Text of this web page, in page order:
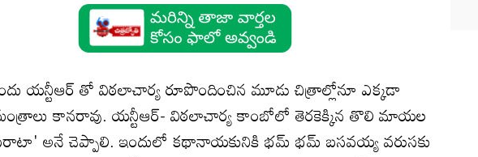
యన్టీఆర్ తో విఠలాచార్య రూపొందించిన మూడు చిత్రాల్లోనూ ఎక్కడా
కానరావు. యన్టీఆర్- విఠలాచార్య కాంబోలో తెరకెక్కిన తొలి మాయల
అనే చెప్పాలి. ఇందులో కథానాయకునికి భమ్ భమ్ బసవయ్య వరుసకు